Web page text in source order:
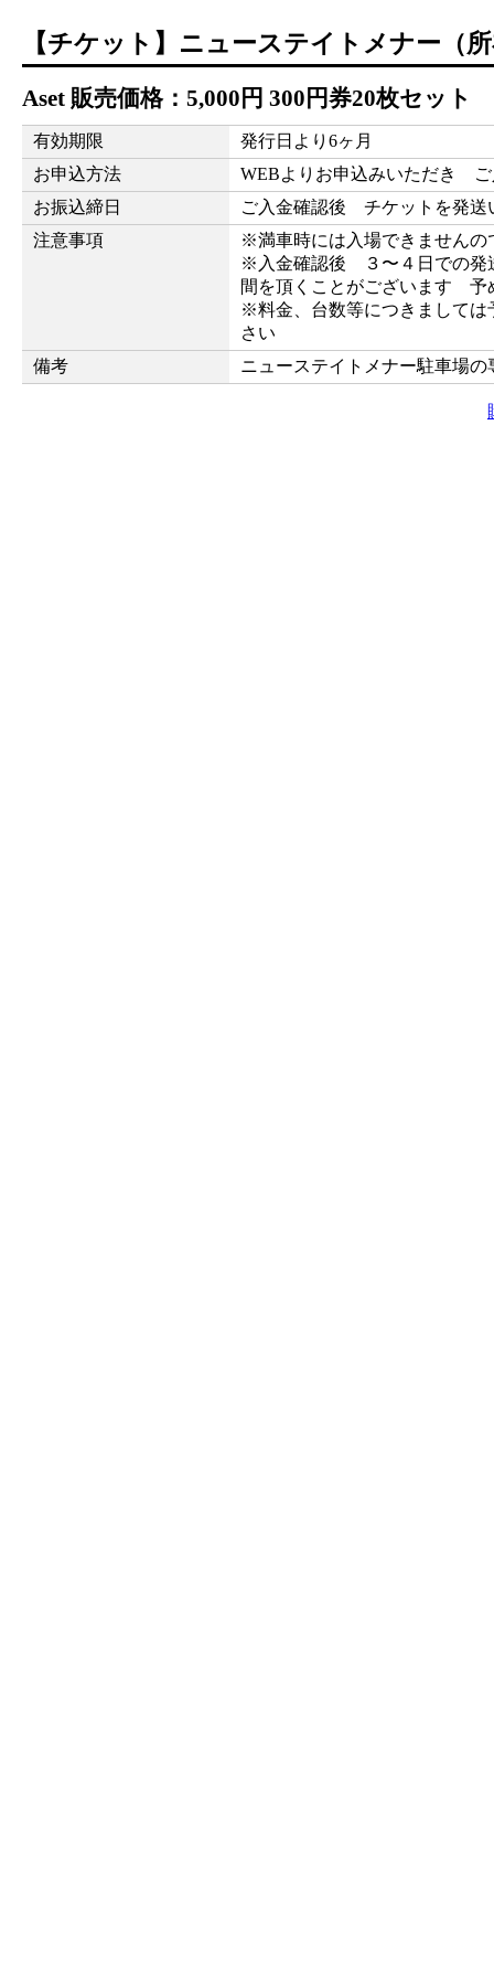
【チケット】ニューステイトメナー（
Aset 販売価格： 5,000 円 300円券20枚セット
有効期限
発行日より6ヶ月
お申込方法
WEBよりお申込みいただき
お振込締日
ご入金確認後 チケットを発送
注意事項
※満車時には入場できませんの
※入金確認後 ３〜４日での発
間を頂くことがございます 予
※料金、台数等につきまして
さい
備考
ニューステイトメナー駐車場